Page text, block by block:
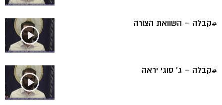
#קבלה – השוואת הצורה
#קבלה – ג’ סוגי יראה